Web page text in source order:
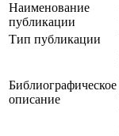
Наименование
публикации
Тип публикации
Библиографическое
описание